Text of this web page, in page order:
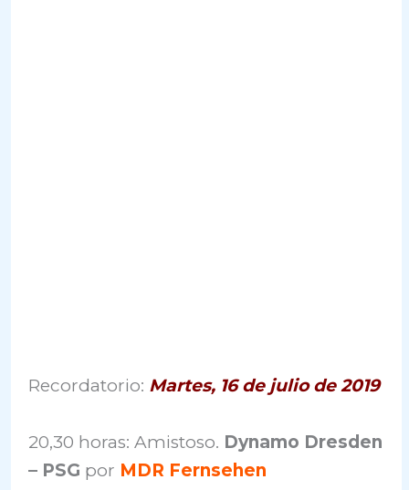
Recordatorio: Martes, 16 de julio de 2019
20,30 horas: Amistoso. Dynamo Dresden
– PSG por MDR Fernsehen